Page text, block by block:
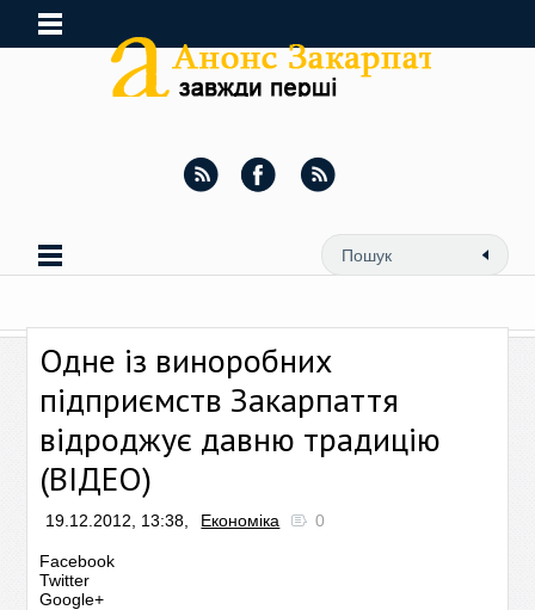
Одне із виноробних
підприємств Закарпаття
відроджує давню традицію
(ВІДЕО)
19.12.2012, 13:38, Економіка 0
Facebook
Twitter
Google+